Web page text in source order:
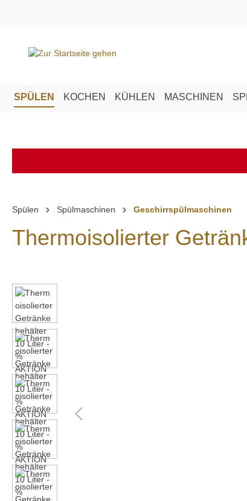
SPÜLEN KOCHEN KÜHLEN MASCHINEN
Spülen Spülmaschinen Geschirrspülmaschinen
Thermoisolierter
Bildergalerie überspringen